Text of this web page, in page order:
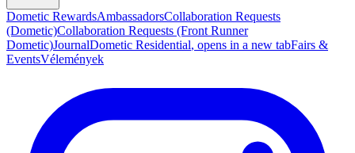
Dometic RewardsAmbassadorsCollaboration Requests
(Dometic)Collaboration Requests (Front Runner
Dometic)JournalDometic Residential, opens in a new tabFairs &
EventsVélemények